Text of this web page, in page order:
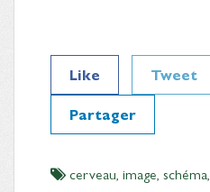
Like Tweet
Partager
cerveau, image, schéma,